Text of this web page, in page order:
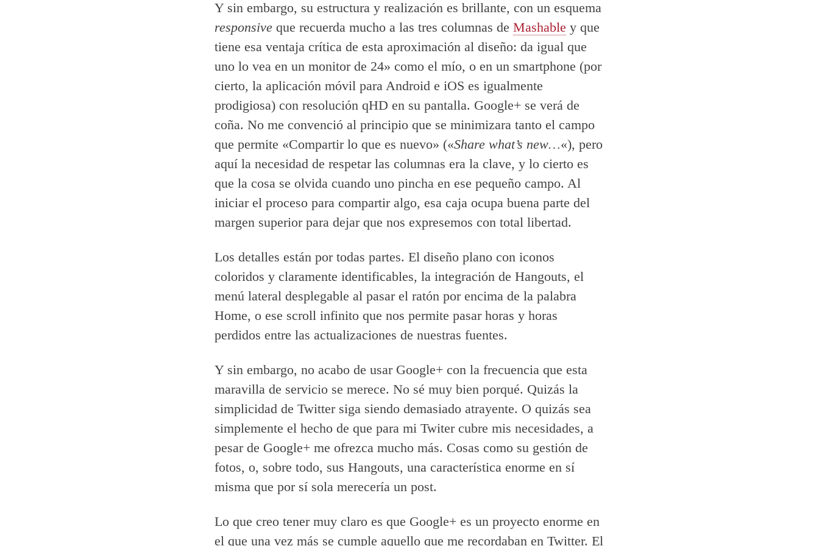
Y sin embargo, su estructura y realización es brillante, con un esquema
responsive que recuerda mucho a las tres columnas de Mashable y que
tiene esa ventaja crítica de esta aproximación al diseño: da igual que
uno lo vea en un monitor de 24» como el mío, o en un smartphone (por
cierto, la aplicación móvil para Android e iOS es igualmente
prodigiosa) con resolución qHD en su pantalla. Google+ se verá de
coña. No me convenció al principio que se minimizara tanto el campo
que permite «Compartir lo que es nuevo» («Share what’s new…«), pero
aquí la necesidad de respetar las columnas era la clave, y lo cierto es
que la cosa se olvida cuando uno pincha en ese pequeño campo. Al
iniciar el proceso para compartir algo, esa caja ocupa buena parte del
margen superior para dejar que nos expresemos con total libertad.
Los detalles están por todas partes. El diseño plano con iconos
coloridos y claramente identificables, la integración de Hangouts, el
menú lateral desplegable al pasar el ratón por encima de la palabra
Home, o ese scroll infinito que nos permite pasar horas y horas
perdidos entre las actualizaciones de nuestras fuentes.
Y sin embargo, no acabo de usar Google+ con la frecuencia que esta
maravilla de servicio se merece. No sé muy bien porqué. Quizás la
simplicidad de Twitter siga siendo demasiado atrayente. O quizás sea
simplemente el hecho de que para mi Twiter cubre mis necesidades, a
pesar de Google+ me ofrezca mucho más. Cosas como su gestión de
fotos, o, sobre todo, sus Hangouts, una característica enorme en sí
misma que por sí sola merecería un post.
Lo que creo tener muy claro es que Google+ es un proyecto enorme en
el que una vez más se cumple aquello que me recordaban en Twitter. El